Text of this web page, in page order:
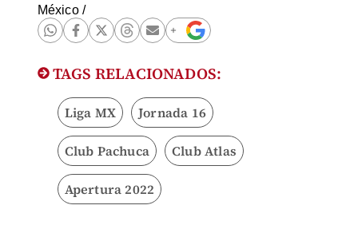
México/
TAGS RELACIONADOS:
Liga MX Jornada 16
Club Pachuca Club Atlas
Apertura 2022